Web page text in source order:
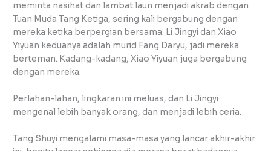
meminta nasihat dan lambat laun menjadi akrab dengan
Tuan Muda Tang Ketiga, sering kali bergabung dengan
mereka ketika berpergian bersama. Li Jingyi dan Xiao
Yiyuan keduanya adalah murid Fang Daryu, jadi mereka
berteman. Kadang-kadang, Xiao Yiyuan juga bergabung
dengan mereka.
Perlahan-lahan, lingkaran ini meluas, dan Li Jingyi
mengenal lebih banyak orang, dan menjadi lebih ceria.
Tang Shuyi mengalami masa-masa yang lancar akhir-akhir